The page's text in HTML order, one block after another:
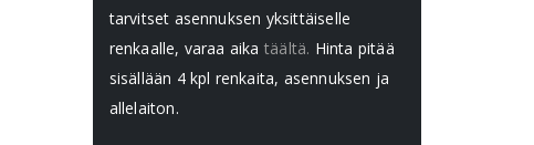
tarvitset asennuksen yksittäiselle
renkaalle, varaa aika täältä. Hinta pitää
sisällään 4 kpl renkaita, asennuksen ja
allelaiton.